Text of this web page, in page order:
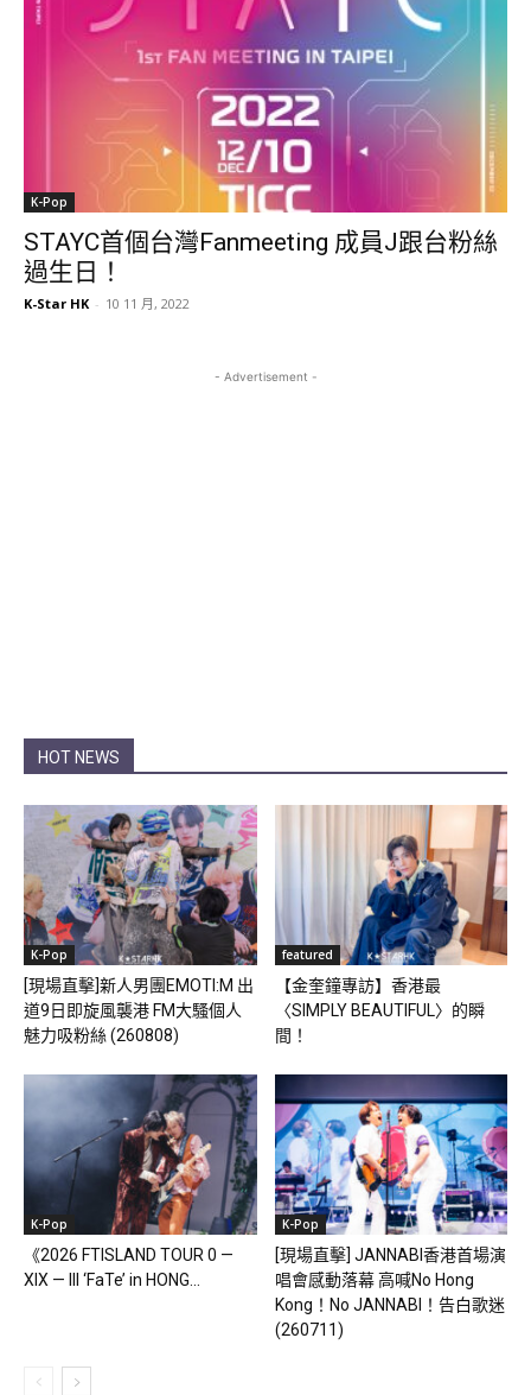
K-Pop
STAYC首個台灣Fanmeeting 成員J跟台粉絲
過生日！
K-Star HK - 10 11 月, 2022
- Advertisement -
HOT NEWS
K-Pop
[現場直擊]新人男團EMOTI:M 出
道9日即旋風襲港 FM大騷個人
魅力吸粉絲 (260808)
featured
【金奎鐘專訪】香港最
〈SIMPLY BEAUTIFUL〉的瞬
間！
K-Pop
《2026 FTISLAND TOUR 0 —
XIX — III ‘FaTe’ in HONG...
K-Pop
[現場直擊] JANNABI香港首場演
唱會感動落幕 高喊No Hong
Kong！No JANNABI！告白歌迷
(260711)